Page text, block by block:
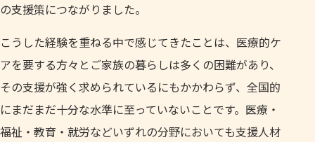
の支援策につながりました。
こうした経験を重ねる中で感じてきたことは、医療的ケ
アを要する方々とご家族の暮らしは多くの困難があり、
その支援が強く求められているにもかかわらず、全国的
にまだまだ十分な水準に至っていないことです。医療・
福祉・教育・就労などいずれの分野においても支援人材